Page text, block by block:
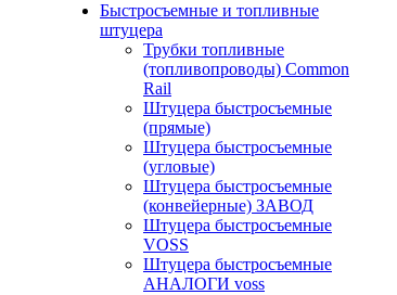
Быстросъемные и топливные
штуцера
Трубки топливные
(топливопроводы) Common
Rail
Штуцера быстросъемные
(прямые)
Штуцера быстросъемные
(угловые)
Штуцера быстросъемные
(конвейерные) ЗАВОД
Штуцера быстросъемные
VOSS
Штуцера быстросъемные
АНАЛОГИ voss